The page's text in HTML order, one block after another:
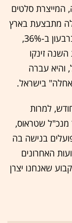
סלטים
מתבצעת בארץ
תחת המותג "אחלה" - שמכירותיה צמחו ברבעון ב-36%,
מתחילת השנה זינקו
מיליון שקל, והיא עברה
בישראל.
למרות
מנכ"ל שטראוס,
בנישה בה
האחרונים
שאנחנו יצרן